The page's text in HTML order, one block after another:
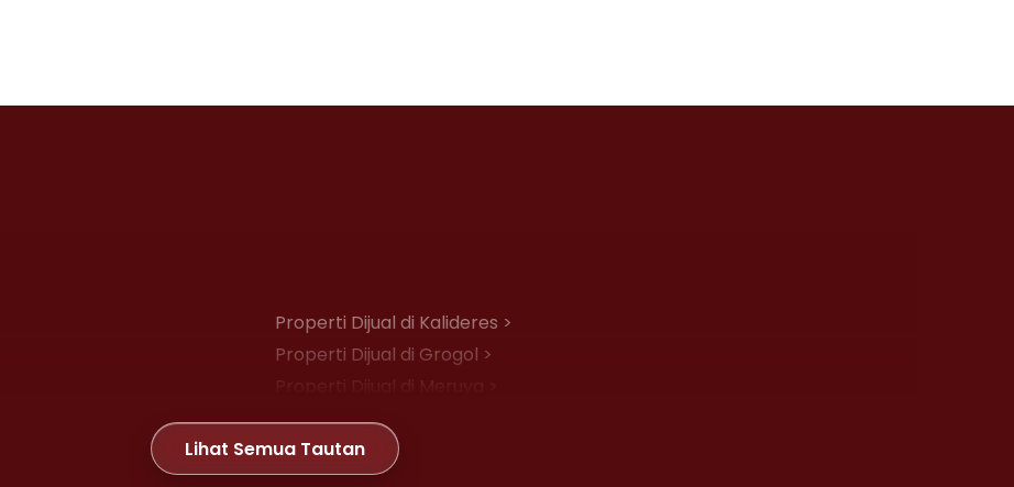
Properti Dijual di Kalideres >
Properti Dijual di Grogol >
Properti Dijual di Meruya >
Properti Dijual di Joglo >
Lihat Semua Tautan